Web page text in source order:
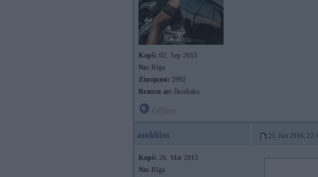
Kopš: 02. Sep 2015
No: Rīga
Ziņojumi: 2992
Braucu ar: škodiaku
anddiiss 21. Jun 2016,
Kopš: 26. Mar 2013
No: Rīga